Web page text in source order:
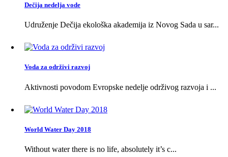
Dečija nedelja vode
Udruženje Dečija ekološka akademija iz Novog Sada u sar...
Voda za održivi razvoj
Aktivnosti povodom Evropske nedelje održivog razvoja i ...
World Water Day 2018
Without water there is no life, absolutely it’s c...